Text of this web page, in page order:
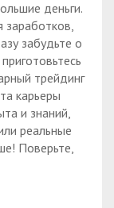
деньги.
заработков,
забудьте о
трейдинг
карьеры
и знаний,
реальные
Поверьте,